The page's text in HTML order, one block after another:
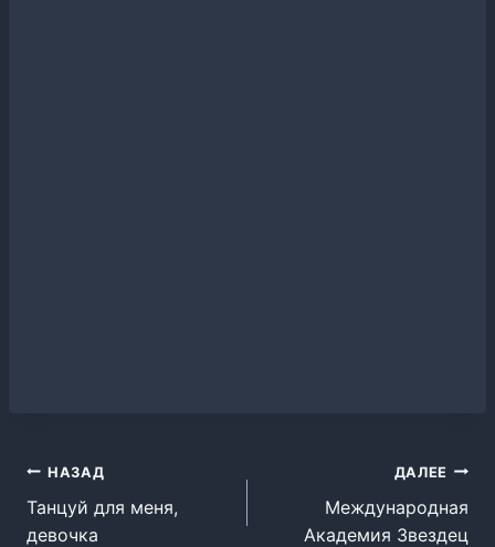
Навигация
по
НАЗАД
Танцуй для меня,
девочка
ДАЛЕЕ
Международная
Академия Звездец